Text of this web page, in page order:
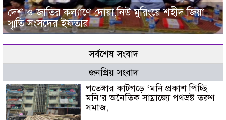
দেশ ও জাতির কল্যাণে দোয়া,নিউ মুরিংয়ে শহীদ জিয়া
স্মৃতি সংসদের ইফতার
সর্বশেষ সংবাদ
জনপ্রিয় সংবাদ
পতেঙ্গার কাটগড়ে ‘মনি প্রকাশ পিচ্ছি
মনি’র অনৈতিক সাম্রাজ্যে পথভ্রষ্ট তরুণ
সমাজ,